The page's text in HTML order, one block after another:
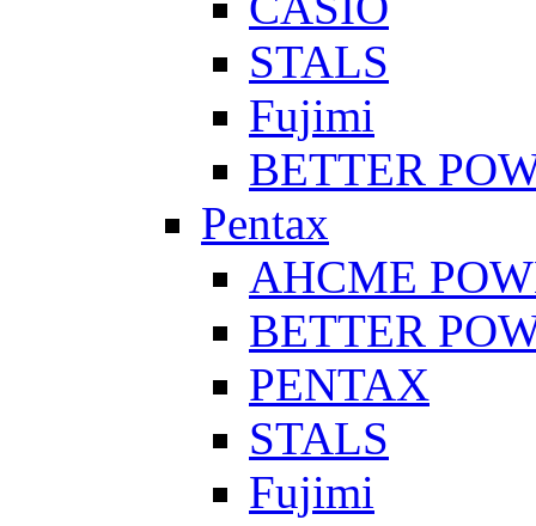
STALS
Fujimi
BETTER
Pentax
AHCME
BETTER
PENTAX
STALS
Fujimi